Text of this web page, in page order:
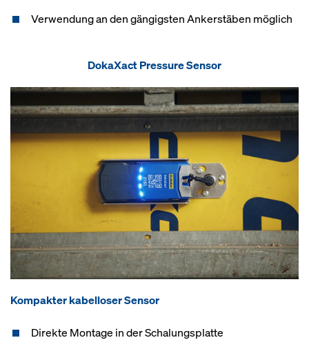
Verwendung an den gängigsten Ankerstäben möglich
DokaXact Pressure Sensor
Kompakter kabelloser Sensor
Direkte Montage in der Schalungsplatte